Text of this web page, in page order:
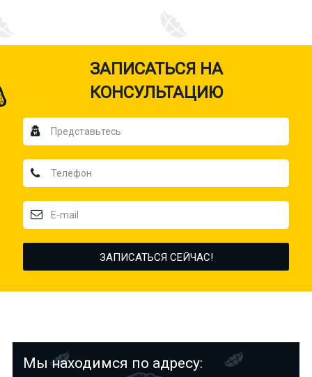
ЗАПИСАТЬСЯ НА
КОНСУЛЬТАЦИЮ
Мы находимся по адресу: